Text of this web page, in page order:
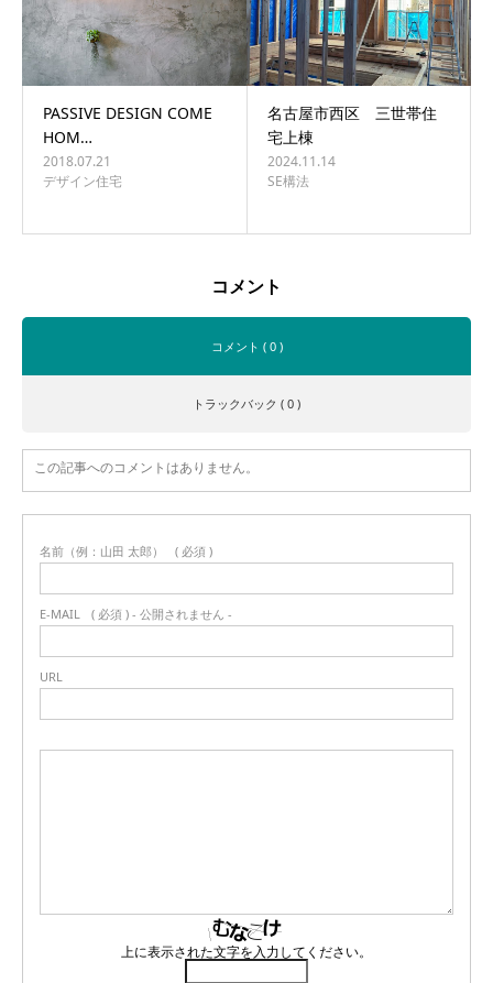
PASSIVE DESIGN COME
HOM…
2018.07.21
デザイン住宅
名古屋市西区 三世帯住
宅上棟
2024.11.14
SE構法
コメント
コメント ( 0 )
トラックバック ( 0 )
この記事へのコメントはありません。
名前（例：山田 太郎） ( 必須 )
E-MAIL ( 必須 ) - 公開されません -
URL
上に表示された文字を入力してください。